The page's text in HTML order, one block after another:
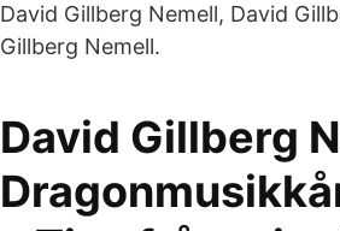
David Gillberg Nemell, David
Gillberg Nemell.
‎David Gillberg